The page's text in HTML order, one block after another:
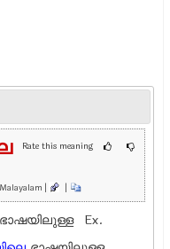
Rate this meaning
Malayalam | |
ഭാഷയിലുള്ള Ex.